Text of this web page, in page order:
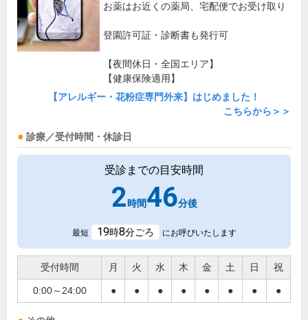
お薬はお近くの薬局、宅配便でお受け取り
登園許可証・診断書も発行可
【夜間休日・全国エリア】
【健康保険適用】
【アレルギー・花粉症専門外来】はじめました！
こちらから＞＞
診療／受付時間・休診日
受診までの目安時間
2時間46分後
最短 19時8分ごろ にお呼びいたします
受付時間 月 火 水 木 金 土 日 祝
0:00～24:00 ● ● ● ● ● ● ● ●